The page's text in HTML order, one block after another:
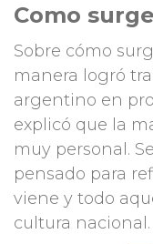
Como
Sobre cómo
manera logró
argentino en
explicó que la
muy personal.
pensado para
viene y todo
cultura nacional.